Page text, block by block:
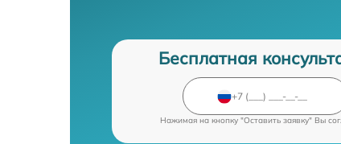
Бесплатная
Нажимая на кнопку "Оставить заявку" Вы